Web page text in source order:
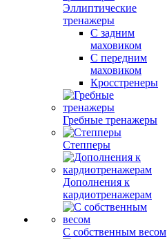
Эллиптические
тренажеры
С задним
маховиком
С передним
маховиком
Кросстренеры
Гребные тренажеры
Степперы
Дополнения к
кардиотренажерам
С собственным весом